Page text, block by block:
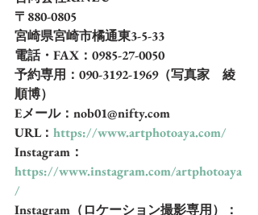
〒880-0805
宮崎県宮崎市橘通東3-5-33
電話・FAX：0985-27-0050
予約専用：090-3192-1969（写真家　綾
順博）
Eメール：nob01@nifty.com
URL： https://www.artphotoaya.com/
Instagram：
https://www.instagram.com/artphotoaya
/
Instagram（ロケーション撮影専用）：